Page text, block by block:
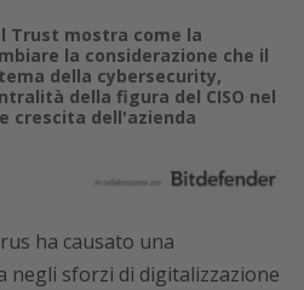
Trust mostra come la
la considerazione che il
della cybersecurity,
della figura del CISO nel
crescita dell'azienda
ha causato una
negli sforzi di digitalizzazione